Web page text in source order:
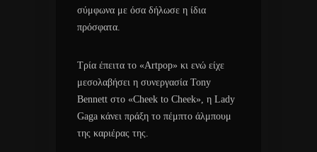
σύμφωνα με όσα δήλωσε η ίδια
πρόσφατα.
Τρία έπειτα το «Artpop» κι ενώ είχε
μεσολαβήσει η συνεργασία Tony
Bennett στο «Cheek to Cheek», η Lady
Gaga κάνει πράξη το πέμπτο άλμπουμ
της καριέρας της.